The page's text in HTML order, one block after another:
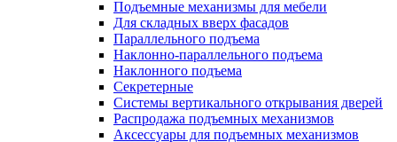
Подъемные механизмы для мебели
Для складных вверх фасадов
Параллельного подъема
Наклонно-параллельного подъема
Наклонного подъема
Секретерные
Системы вертикального открывания дверей
Распродажа подъемных механизмов
Аксессуары для подъемных механизмов